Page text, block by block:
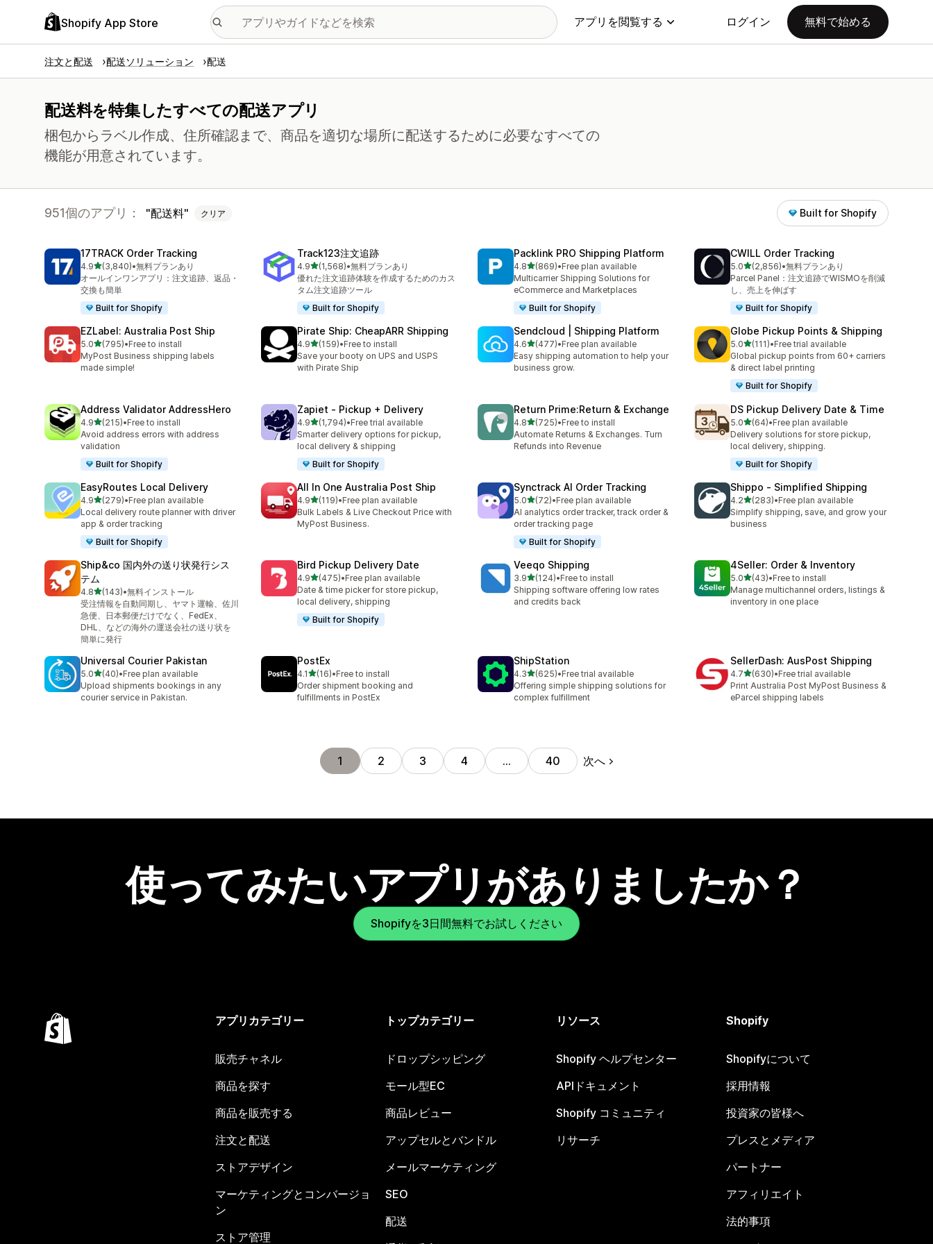
Shopify App Store アプリを閲覧する ログイン 無料で始める
注文と配送 配送ソリューション 配送
配送料を特集したすべての配送アプリ
梱包からラベル作成、住所確認まで、商品を適切な場所に配送するために必要なすべての
機能が用意されています。
951個のアプリ： 配送料 クリア Built for Shopify
17TRACK Order Tracking
4.95つ星中
(3,840)
合計レビュー数：3840件
•無料プランあり
オールインワンアプリ：注文追跡、返品・
交換も簡単
Built for Shopify
Track123注文追跡
4.95つ星中
(1,568)
合計レビュー数：1568件
•無料プランあり
優れた注文追跡体験を作成するためのカス
タム注文追跡ツール
Built for Shopify
Packlink PRO Shipping Platform
4.85つ星中
(869)
合計レビュー数：869件
•Free plan available
Multicarrier Shipping Solutions for
eCommerce and Marketplaces
Built for Shopify
CWILL Order Tracking
5.05つ星中
(2,856)
合計レビュー数：2856件
•無料プランあり
Parcel Panel：注文追跡でWISMOを削減
し、売上を伸ばす
Built for Shopify
EZLabel: Australia Post Ship
5.05つ星中
(795)
合計レビュー数：795件
•Free to install
MyPost Business shipping labels
made simple!
Pirate Ship: CheapARR Shipping
4.95つ星中
(159)
合計レビュー数：159件
•Free to install
Save your booty on UPS and USPS
with Pirate Ship
Sendcloud | Shipping Platform
4.65つ星中
(477)
合計レビュー数：477件
•Free plan available
Easy shipping automation to help your
business grow.
Globe Pickup Points & Shipping
5.05つ星中
(111)
合計レビュー数：111件
•Free trial available
Global pickup points from 60+ carriers
& direct label printing
Built for Shopify
Address Validator AddressHero
4.95つ星中
(215)
合計レビュー数：215件
•Free to install
Avoid address errors with address
validation
Built for Shopify
Zapiet ‑ Pickup + Delivery
4.95つ星中
(1,794)
合計レビュー数：1794件
•Free trial available
Smarter delivery options for pickup,
local delivery & shipping
Built for Shopify
Return Prime:Return & Exchange
4.85つ星中
(725)
合計レビュー数：725件
•Free to install
Automate Returns & Exchanges. Turn
Refunds into Revenue
DS Pickup Delivery Date & Time
5.05つ星中
(64)
合計レビュー数：64件
•Free plan available
Delivery solutions for store pickup,
local delivery, shipping.
Built for Shopify
EasyRoutes Local Delivery
4.95つ星中
(279)
合計レビュー数：279件
•Free plan available
Local delivery route planner with driver
app & order tracking
Built for Shopify
All In One Australia Post Ship
4.95つ星中
(119)
合計レビュー数：119件
•Free plan available
Bulk Labels & Live Checkout Price with
MyPost Business.
Synctrack AI Order Tracking
5.05つ星中
(72)
合計レビュー数：72件
•Free plan available
AI analytics order tracker, track order &
order tracking page
Built for Shopify
Shippo ‑ Simplified Shipping
4.25つ星中
(283)
合計レビュー数：283件
•Free plan available
Simplify shipping, save, and grow your
business
Ship&co 国内外の送り状発行シス
テム
4.85つ星中
(143)
合計レビュー数：143件
•無料インストール
受注情報を自動同期し、ヤマト運輸、佐川
急便、日本郵便だけでなく、FedEx、
DHL、などの海外の運送会社の送り状を
簡単に発行
Bird Pickup Delivery Date
4.95つ星中
(475)
合計レビュー数：475件
•Free plan available
Date & time picker for store pickup,
local delivery, shipping
Built for Shopify
Veeqo Shipping
3.95つ星中
(124)
合計レビュー数：124件
•Free to install
Shipping software offering low rates
and credits back
4Seller: Order & Inventory
5.05つ星中
(43)
合計レビュー数：43件
•Free to install
Manage multichannel orders, listings &
inventory in one place
Universal Courier Pakistan
5.05つ星中
(40)
合計レビュー数：40件
•Free plan available
Upload shipments bookings in any
courier service in Pakistan.
PostEx
4.15つ星中
(16)
合計レビュー数：16件
•Free to install
Order shipment booking and
fulfillments in PostEx
ShipStation
4.35つ星中
(625)
合計レビュー数：625件
•Free trial available
Offering simple shipping solutions for
complex fulfillment
SellerDash: AusPost Shipping
4.75つ星中
(630)
合計レビュー数：630件
•Free trial available
Print Australia Post MyPost Business &
eParcel shipping labels
1 2 3 4 … 40 次へ
使ってみたいアプリがありましたか？
Shopifyを3日間無料でお試しください
アプリカテゴリー
販売チャネル
商品を探す
商品を販売する
注文と配送
ストアデザイン
マーケティングとコンバージョ
ン
ストア管理
トップカテゴリー
ドロップシッピング
モール型EC
商品レビュー
アップセルとバンドル
メールマーケティング
SEO
配送
リソース
Shopify ヘルプセンター
APIドキュメント
Shopify コミュニティ
リサーチ
Shopify
Shopifyについて
採用情報
投資家の皆様へ
プレスとメディア
パートナー
アフィリエイト
法的事項